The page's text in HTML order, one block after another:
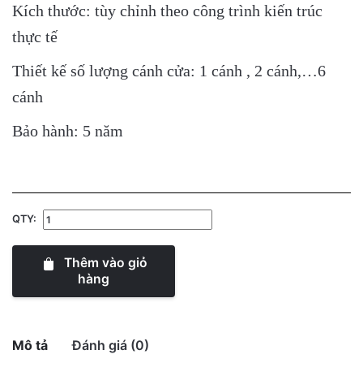
Kích thước: tùy chỉnh theo công trình kiến trúc
thực tế
Thiết kế số lượng cánh cửa: 1 cánh , 2 cánh,…6
cánh
Bảo hành: 5 năm
QTY:
Thêm vào giỏ
hàng
Mô tả Đánh giá (0)